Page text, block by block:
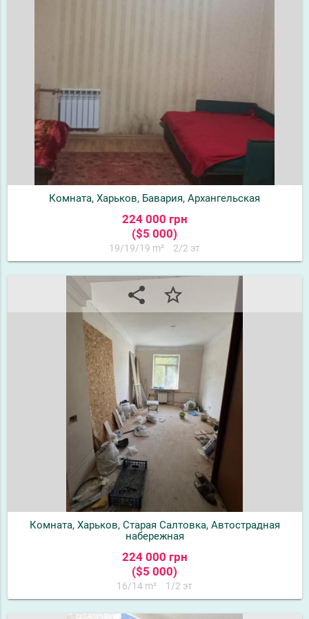
Комната, Харьков, Бавария, Архангельская
224 000 грн
($5 000)
19/19/19 m² 2/2 эт
share star_border
Комната, Харьков, Старая Салтовка, Автострадная
набережная
224 000 грн
($5 000)
16/14 m² 1/2 эт